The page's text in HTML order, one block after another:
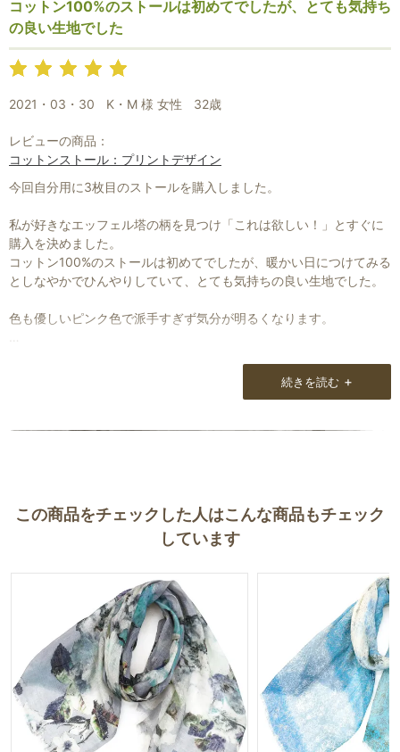
友達にプレゼントして喜ばれました。
お店の前の通称国体道路は頻繁に行き来していてお店の場所もわか
っているのですが立ち寄る機会を逃しています。
いつかお店に立ち寄って実際の物を見ながら購入したいと思ってい
それと、「嫁に出す思い・・・」とメールマガジンに書かれている
箱入り娘も是非見てみたいと思っています。
・・・・
お店に立ち寄りお話ができる事を楽しみにしています。
コットン100%のストールは初めてでしたが、とても気持ち
の良い生地でした
2021・03・30 K・M 様 女性 32歳
レビューの商品：
コットンストール：プリントデザイン
今回自分用に3枚目のストールを購入しました。
私が好きなエッフェル塔の柄を見つけ「これは欲しい！」とすぐに
購入を決めました。
コットン100%のストールは初めてでしたが、暖かい日につけてみる
としなやかでひんやりしていて、とても気持ちの良い生地でした。
色も優しいピンク色で派手すぎず気分が明るくなります。
ステキな柄がたくさんあるので迷いますが私に似合うストールに出
続きを読む +
この商品をチェックした人はこんな商品もチェック
しています